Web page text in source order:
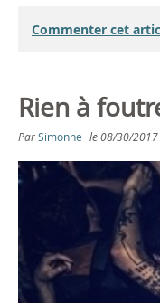
Commenter cet
Rien à
ParSimonne le08/30/2017